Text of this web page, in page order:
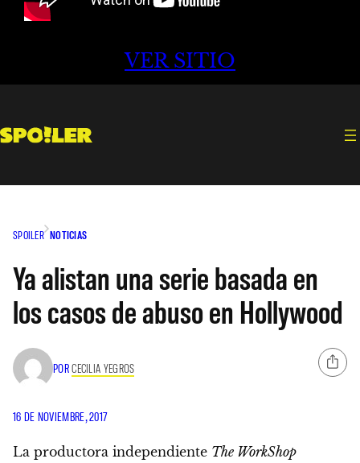
VER SITIO
SPOILER NOTICIAS
Ya alistan una serie basada en
los casos de abuso en Hollywood
PORCECILIA YEGROS
16 DE NOVIEMBRE, 2017
La productora independiente The WorkShop